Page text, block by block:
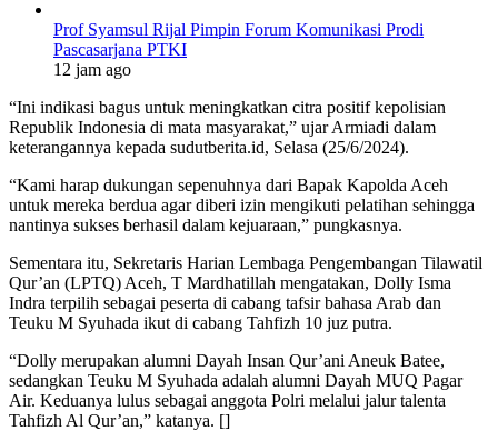
Prof Syamsul Rijal Pimpin Forum Komunikasi Prodi
Pascasarjana PTKI
12 jam ago
“Ini indikasi bagus untuk meningkatkan citra positif kepolisian
Republik Indonesia di mata masyarakat,” ujar Armiadi dalam
keterangannya kepada sudutberita.id, Selasa (25/6/2024).
“Kami harap dukungan sepenuhnya dari Bapak Kapolda Aceh
untuk mereka berdua agar diberi izin mengikuti pelatihan sehingga
nantinya sukses berhasil dalam kejuaraan,” pungkasnya.
Sementara itu, Sekretaris Harian Lembaga Pengembangan Tilawatil
Qur’an (LPTQ) Aceh, T Mardhatillah mengatakan, Dolly Isma
Indra terpilih sebagai peserta di cabang tafsir bahasa Arab dan
Teuku M Syuhada ikut di cabang Tahfizh 10 juz putra.
“Dolly merupakan alumni Dayah Insan Qur’ani Aneuk Batee,
sedangkan Teuku M Syuhada adalah alumni Dayah MUQ Pagar
Air. Keduanya lulus sebagai anggota Polri melalui jalur talenta
Tahfizh Al Qur’an,” katanya. []